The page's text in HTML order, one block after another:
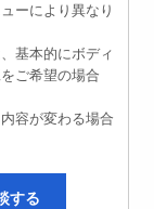
ーにより異なり
基本的にボディ
ご希望の場合
容が変わる場合
する